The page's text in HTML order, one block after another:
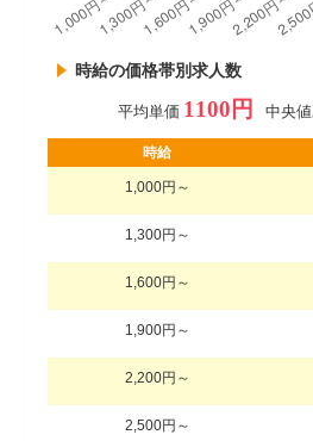
時給の価格帯別求人数
平均単価 1100円 中央
時給
1,000円～
1,300円～
1,600円～
1,900円～
2,200円～
2,500円～